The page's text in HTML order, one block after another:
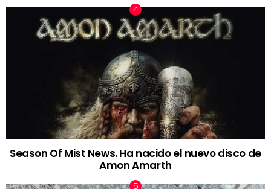
Season Of Mist News. Ha nacido el nuevo disco de
Amon Amarth